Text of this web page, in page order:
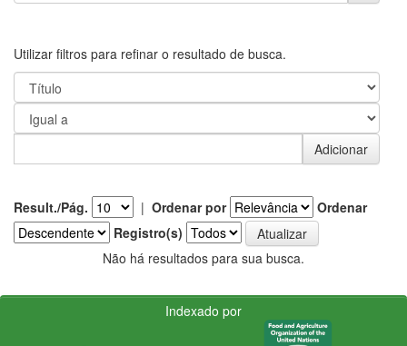
Utilizar filtros para refinar o resultado de busca.
Result./Pág. | Ordenar por
Ordenar
Registro(s)
Não há resultados para sua busca.
Indexado por